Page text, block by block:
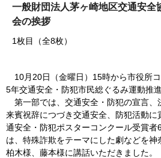
一般財団法人茅ヶ崎地区交通安
会の挨拶
1枚目（全8枚）
10月20日（金曜日）15時から市役所
5年交通安全・防犯市民総ぐるみ運動推
第一部では、交通安全・防犯の宣言、
来賓祝辞につづき交通安全、防犯活動
通安全・防犯ポスターコンクール受賞
は、特殊詐欺をテーマにした劇などを神
柏木様、藤本様に講話いただきました。